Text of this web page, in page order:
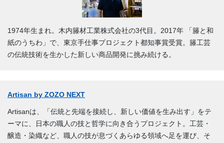
1974年生まれ。木内籐材工業株式会社の3代目。2017年 「籐と和
紙のうちわ」で、東京手仕事プロジェクト都知事賞受賞。籐工芸
の伝統技術を生かした新しい商品開発に挑み続ける。
Artisan by ZOZO NEXT
Artisanは、「伝統と先端を接続し、新しい価値を生み出す」をテ
ーマに、日本の職人の技と哲学に向き合うプロジェクト。工芸・
醸造・染織など、職人の技が息づくあらゆる領域へ足を運び、そ